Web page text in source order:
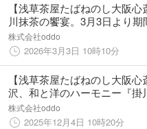
【浅草茶屋たばねのし大阪
川抹茶の饗宴。3月3日より
川抹茶〜桜仕立て〜」クレー
～桜餅のような“甘じょっぱさ
ク。和と洋が織りなす春の贅
株式会社oddo
2026年3月3日 10時10分
【浅草茶屋たばねのし大阪
沢、和と洋のハーモニー『掛
×ピスタチオ』が織りなす冬
ラテが12月より登場
株式会社oddo
2025年12月4日 10時20分